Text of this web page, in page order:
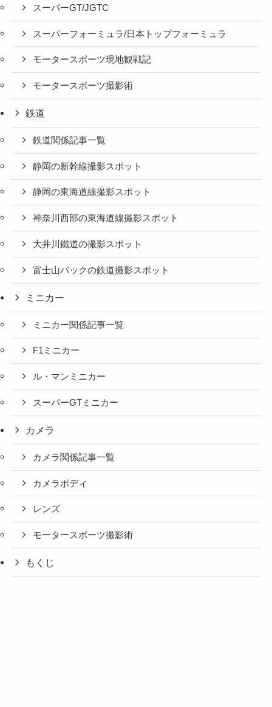
スーパーGT/JGTC
スーパーフォーミュラ/日本トップフォーミュラ
モータースポーツ現地観戦記
モータースポーツ撮影術
鉄道
鉄道関係記事一覧
静岡の新幹線撮影スポット
静岡の東海道線撮影スポット
神奈川西部の東海道線撮影スポット
大井川鐵道の撮影スポット
富士山バックの鉄道撮影スポット
ミニカー
ミニカー関係記事一覧
F1ミニカー
ル・マンミニカー
スーパーGTミニカー
カメラ
カメラ関係記事一覧
カメラボディ
レンズ
モータースポーツ撮影術
もくじ